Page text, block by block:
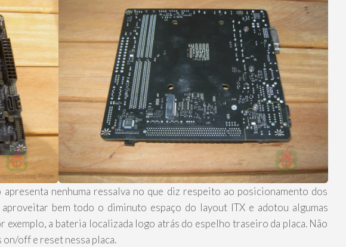
nenhuma ressalva no que diz respeito ao posicionamento dos
bem todo o diminuto espaço do layout ITX e adotou algumas
a bateria localizada logo atrás do espelho traseiro da placa. Não
on/off e reset nessa placa.